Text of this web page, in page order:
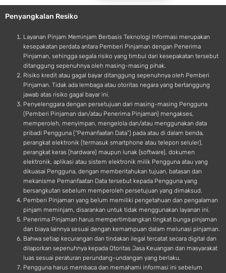
e
o
d
Penyangkalan Resiko
Layanan Pinjam Meminjam Berbasis Teknologi Informasi merupakan
kesepakatan perdata antara Pemberi Pinjaman dengan Penerima
Pinjaman, sehingga segala risiko yang timbul dari kesepakatan tersebut
ditanggung sepenuhnya oleh masing-masing pihak.
Risiko kredit atau gagal bayar ditanggung sepenuhnya oleh Pemberi
Pinjaman. Tidak ada lembaga atau otoritas negara yang bertanggung
jawab atas risiko gagal bayar ini.
Penyelenggara dengan persetujuan dari masing-masing Pengguna
(Pemberi Pinjaman dan/atau Penerima Pinjaman) mengakses,
memperoleh, menyimpan, mengelola dan/atau menggunakan data
pribadi Pengguna (“Pemanfaatan Data”) pada atau di dalam benda,
perangkat elektronik (termasuk smartphone atau telepon seluler),
perangkat keras (hardware) maupun lunak (software), dokumen
elektronik, aplikasi atau sistem elektronik milik Pengguna atau yang
dikuasai Pengguna, dengan memberitahukan tujuan, batasan dan
mekanisme Pemanfaatan Data tersebut kepada Pengguna yang
bersangkutan sebelum memperoleh persetujuan yang dimaksud.
Pemberi Pinjaman yang belum memiliki pengetahuan dan pengalaman
pinjam meminjam, disarankan untuk tidak menggunakan layanan ini.
Penerima Pinjaman harus mempertimbangkan tingkat bunga pinjaman
dan biaya lainnya sesuai dengan kemampuan dalam melunasi pinjaman.
Bahwa setiap kecurangan dan tindakan ilegal tercatat secara digital dan
dilaporkan sepenuhnya kepada Otoritas Jasa Keuangan dan masyarakat
luas sesuai peraturan perundang-undangan yang berlaku.
Pengguna harus membaca dan memahami informasi ini sebelum